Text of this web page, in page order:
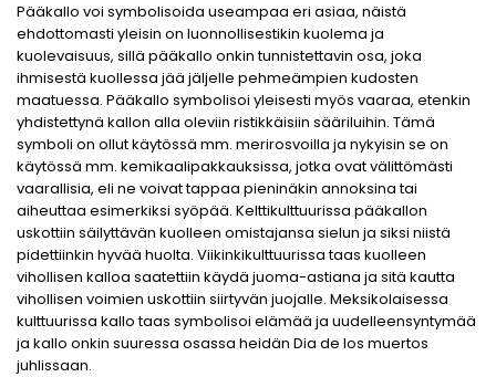
Pääkallo voi symbolisoida useampaa eri asiaa, näistä
ehdottomasti yleisin on luonnollisestikin kuolema ja
kuolevaisuus, sillä pääkallo onkin tunnistettavin osa, joka
ihmisestä kuollessa jää jäljelle pehmeämpien kudosten
maatuessa. Pääkallo symbolisoi yleisesti myös vaaraa, etenkin
yhdistettynä kallon alla oleviin ristikkäisiin sääriluihin. Tämä
symboli on ollut käytössä mm. merirosvoilla ja nykyisin se on
käytössä mm. kemikaalipakkauksissa, jotka ovat välittömästi
vaarallisia, eli ne voivat tappaa pieninäkin annoksina tai
aiheuttaa esimerkiksi syöpää. Kelttikulttuurissa pääkallon
uskottiin säilyttävän kuolleen omistajansa sielun ja siksi niistä
pidettiinkin hyvää huolta. Viikinkikulttuurissa taas kuolleen
vihollisen kalloa saatettiin käydä juoma-astiana ja sitä kautta
vihollisen voimien uskottiin siirtyvän juojalle. Meksikolaisessa
kulttuurissa kallo taas symbolisoi elämää ja uudelleensyntymää
ja kallo onkin suuressa osassa heidän Dia de los muertos
juhlissaan.